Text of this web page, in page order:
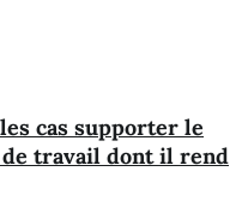
cas supporter le
de travail dont il rend